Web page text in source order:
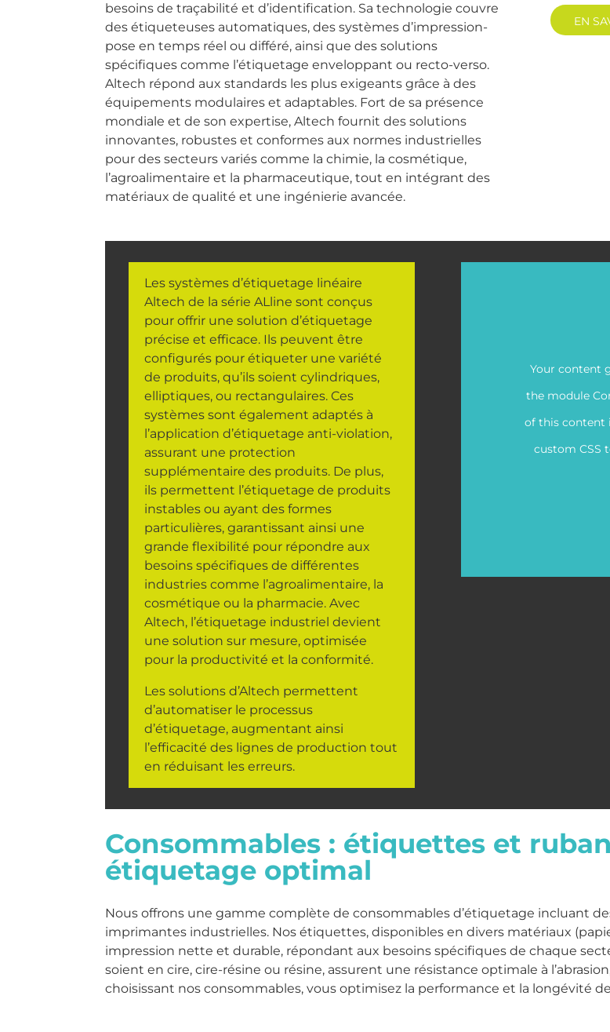
besoins de traçabilité et d’identification. Sa technologie couvre
des étiqueteuses automatiques, des systèmes d’impression-
pose en temps réel ou différé, ainsi que des solutions
spécifiques comme l’étiquetage enveloppant ou recto-verso.
Altech répond aux standards les plus exigeants grâce à des
équipements modulaires et adaptables. Fort de sa présence
mondiale et de son expertise, Altech fournit des solutions
innovantes, robustes et conformes aux normes industrielles
pour des secteurs variés comme la chimie, la cosmétique,
l’agroalimentaire et la pharmaceutique, tout en intégrant des
matériaux de qualité et une ingénierie avancée.
EN
Les systèmes d’étiquetage linéaire
Altech de la série ALline sont conçus
pour offrir une solution d’étiquetage
précise et efficace. Ils peuvent être
configurés pour étiqueter une variété
de produits, qu’ils soient cylindriques,
elliptiques, ou rectangulaires. Ces
systèmes sont également adaptés à
l’application d’étiquetage anti-violation,
assurant une protection
supplémentaire des produits. De plus,
ils permettent l’étiquetage de produits
instables ou ayant des formes
particulières, garantissant ainsi une
grande flexibilité pour répondre aux
besoins spécifiques de différentes
industries comme l’agroalimentaire, la
cosmétique ou la pharmacie. Avec
Altech, l’étiquetage industriel devient
une solution sur mesure, optimisée
pour la productivité et la conformité.
Les solutions d’Altech permettent
d’automatiser le processus
d’étiquetage, augmentant ainsi
l’efficacité des lignes de production tout
en réduisant les erreurs.
Your content
the module
of this content
custom CSS
Consommables : étiquettes et
étiquetage optimal
Nous offrons une gamme complète de consommables d’étiquetage incluant
imprimantes industrielles. Nos étiquettes, disponibles en divers matériaux
impression nette et durable, répondant aux besoins spécifiques de chaque
soient en cire, cire-résine ou résine, assurent une résistance optimale à
choisissant nos consommables, vous optimisez la performance et la longévité